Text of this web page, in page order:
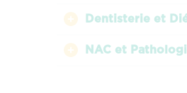
Dentisterie et
NAC et